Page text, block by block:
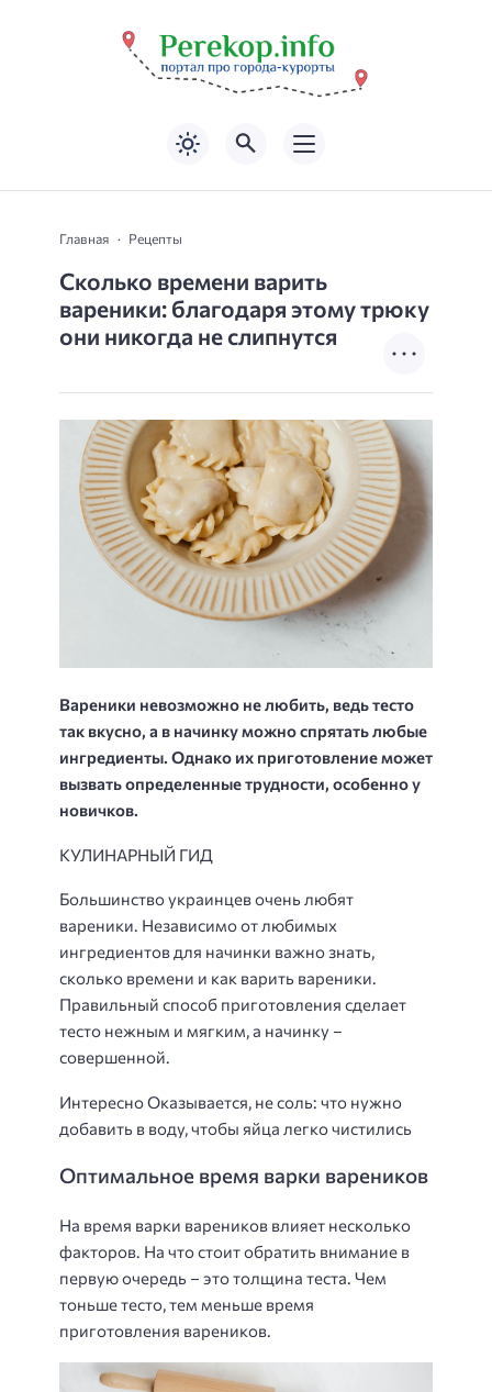
Главная Рецепты
Сколько времени варить
вареники: благодаря этому трюку
они никогда не слипнутся
Вареники невозможно не любить, ведь тесто
так вкусно, а в начинку можно спрятать любые
ингредиенты. Однако их приготовление может
вызвать определенные трудности, особенно у
новичков.
КУЛИНАРНЫЙ ГИД
Большинство украинцев очень любят
вареники. Независимо от любимых
ингредиентов для начинки важно знать,
сколько времени и как варить вареники.
Правильный способ приготовления сделает
тесто нежным и мягким, а начинку –
совершенной.
Интересно Оказывается, не соль: что нужно
добавить в воду, чтобы яйца легко чистились
Оптимальное время варки вареников
На время варки вареников влияет несколько
факторов. На что стоит обратить внимание в
первую очередь – это толщина теста. Чем
тоньше тесто, тем меньше время
приготовления вареников.